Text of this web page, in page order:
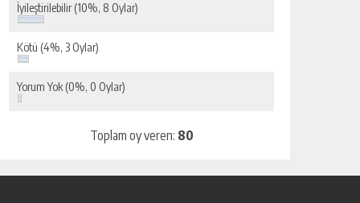
İyileştirilebilir(10%, 8 Oylar)
Kötü (4%, 3 Oylar)
Yorum Yok (0%, 0 Oylar)
Toplam oy veren: 80